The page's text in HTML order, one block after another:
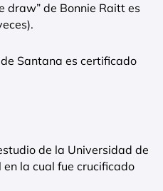
draw” de Bonnie Raitt es
Santana es certificado
de la Universidad de
la cual fue crucificado